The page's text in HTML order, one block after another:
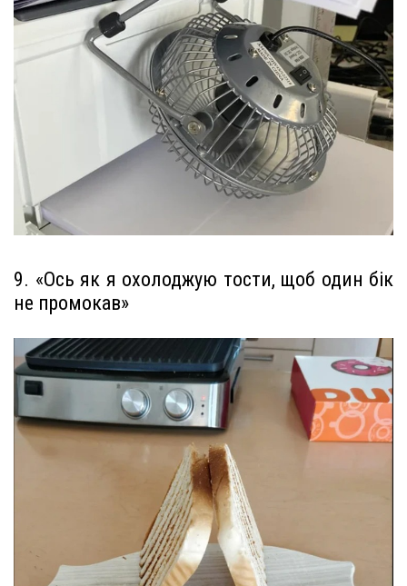
9. «Ось як я охолоджую тости, щоб один бік
не промокав»